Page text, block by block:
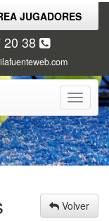
JUGADORES
20 38
Ver
menú
Volver